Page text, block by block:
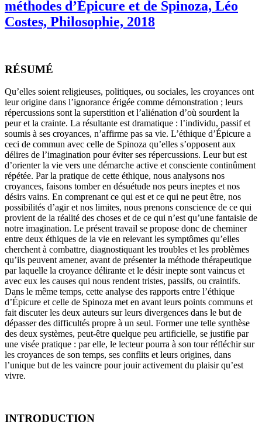
méthodes d’Épicure et de Spinoza, Léo
Costes, Philosophie, 2018
RÉSUMÉ
Qu’elles soient religieuses, politiques, ou sociales, les croyances ont
leur origine dans l’ignorance érigée comme démonstration ; leurs
répercussions sont la superstition et l’aliénation d’où sourdent la
peur et la crainte. La résultante est dramatique : l’individu, passif et
soumis à ses croyances, n’affirme pas sa vie. L’éthique d’Épicure a
ceci de commun avec celle de Spinoza qu’elles s’opposent aux
délires de l’imagination pour éviter ses répercussions. Leur but est
d’orienter la vie vers une démarche active et consciente continûment
répétée. Par la pratique de cette éthique, nous analysons nos
croyances, faisons tomber en désuétude nos peurs ineptes et nos
désirs vains. En comprenant ce qui est et ce qui ne peut être, nos
possibilités d’agir et nos limites, nous prenons conscience de ce qui
provient de la réalité des choses et de ce qui n’est qu’une fantaisie de
notre imagination. Le présent travail se propose donc de cheminer
entre deux éthiques de la vie en relevant les symptômes qu’elles
cherchent à combattre, diagnostiquant les troubles et les problèmes
qu’ils peuvent amener, avant de présenter la méthode thérapeutique
par laquelle la croyance délirante et le désir inepte sont vaincus et
avec eux les causes qui nous rendent tristes, passifs, ou craintifs.
Dans le même temps, cette analyse des rapports entre l’éthique
d’Épicure et celle de Spinoza met en avant leurs points communs et
fait discuter les deux auteurs sur leurs divergences dans le but de
dépasser des difficultés propre à un seul. Former une telle synthèse
des deux systèmes, peut-être quelque peu artificielle, se justifie par
une visée pratique : par elle, le lecteur pourra à son tour réfléchir sur
les croyances de son temps, ses conflits et leurs origines, dans
l’unique but de les vaincre pour jouir activement du plaisir qu’est
vivre.
INTRODUCTION